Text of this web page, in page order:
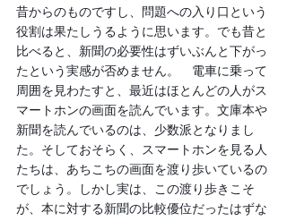
昔からのものですし、問題への入り口という
役割は果たしうるように思います。でも昔と
比べると、新聞の必要性はずいぶんと下がっ
たという実感が否めません。　電車に乗って
周囲を見わたすと、最近はほとんどの人がス
マートホンの画面を読んでいます。文庫本や
新聞を読んでいるのは、少数派となりまし
た。そしておそらく、スマートホンを見る人
たちは、あちこちの画面を渡り歩いているの
でしょう。しかし実は、この渡り歩きこそ
が、本に対する新聞の比較優位だったはずな